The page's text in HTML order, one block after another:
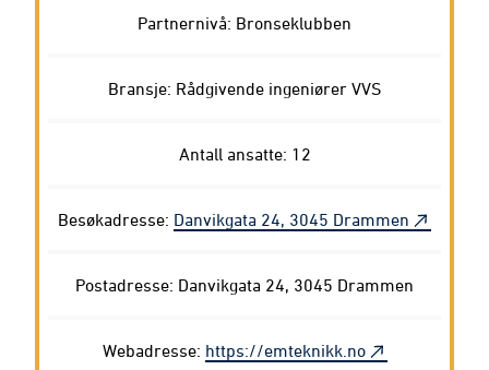
Partnernivå: Bronseklubben
Bransje: Rådgivende ingeniører VVS
Antall ansatte: 12
Besøkadresse: Danvikgata 24, 3045 Drammen
Postadresse: Danvikgata 24, 3045 Drammen
Webadresse: https://emteknikk.no